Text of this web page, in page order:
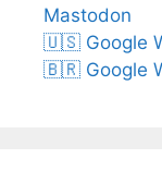
Mastodon
🇺🇸 Google
🇧🇷 Google